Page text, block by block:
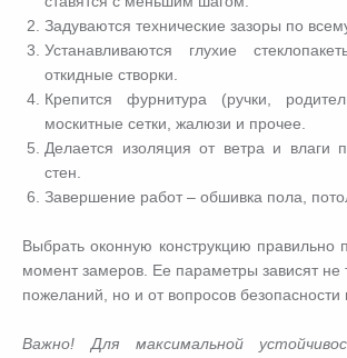
Задуваются технические зазоры по
Устанавливаются глухие
откидные створки.
Крепится фурнитура (ручки,
москитные сетки, жалюзи и прочее.
Делается изоляция от ветра и влаги
стен.
Завершение работ – обшивка пола,
Выбрать оконную конструкцию правильно
момент замеров. Ее параметры зависят не
пожеланий, но и от вопросов
Важно! Для максимальной